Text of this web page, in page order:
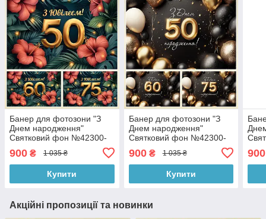
Банер для фотозони "З
Днем народження"
Святковий фон №42300-
900 ₴ 1 035 ₴
Купити
Банер для фотозони "З
Днем народження"
Святковий фон №42300-
900₴ 1 035 ₴
Купити
900
Акційні пропозиції та новинки